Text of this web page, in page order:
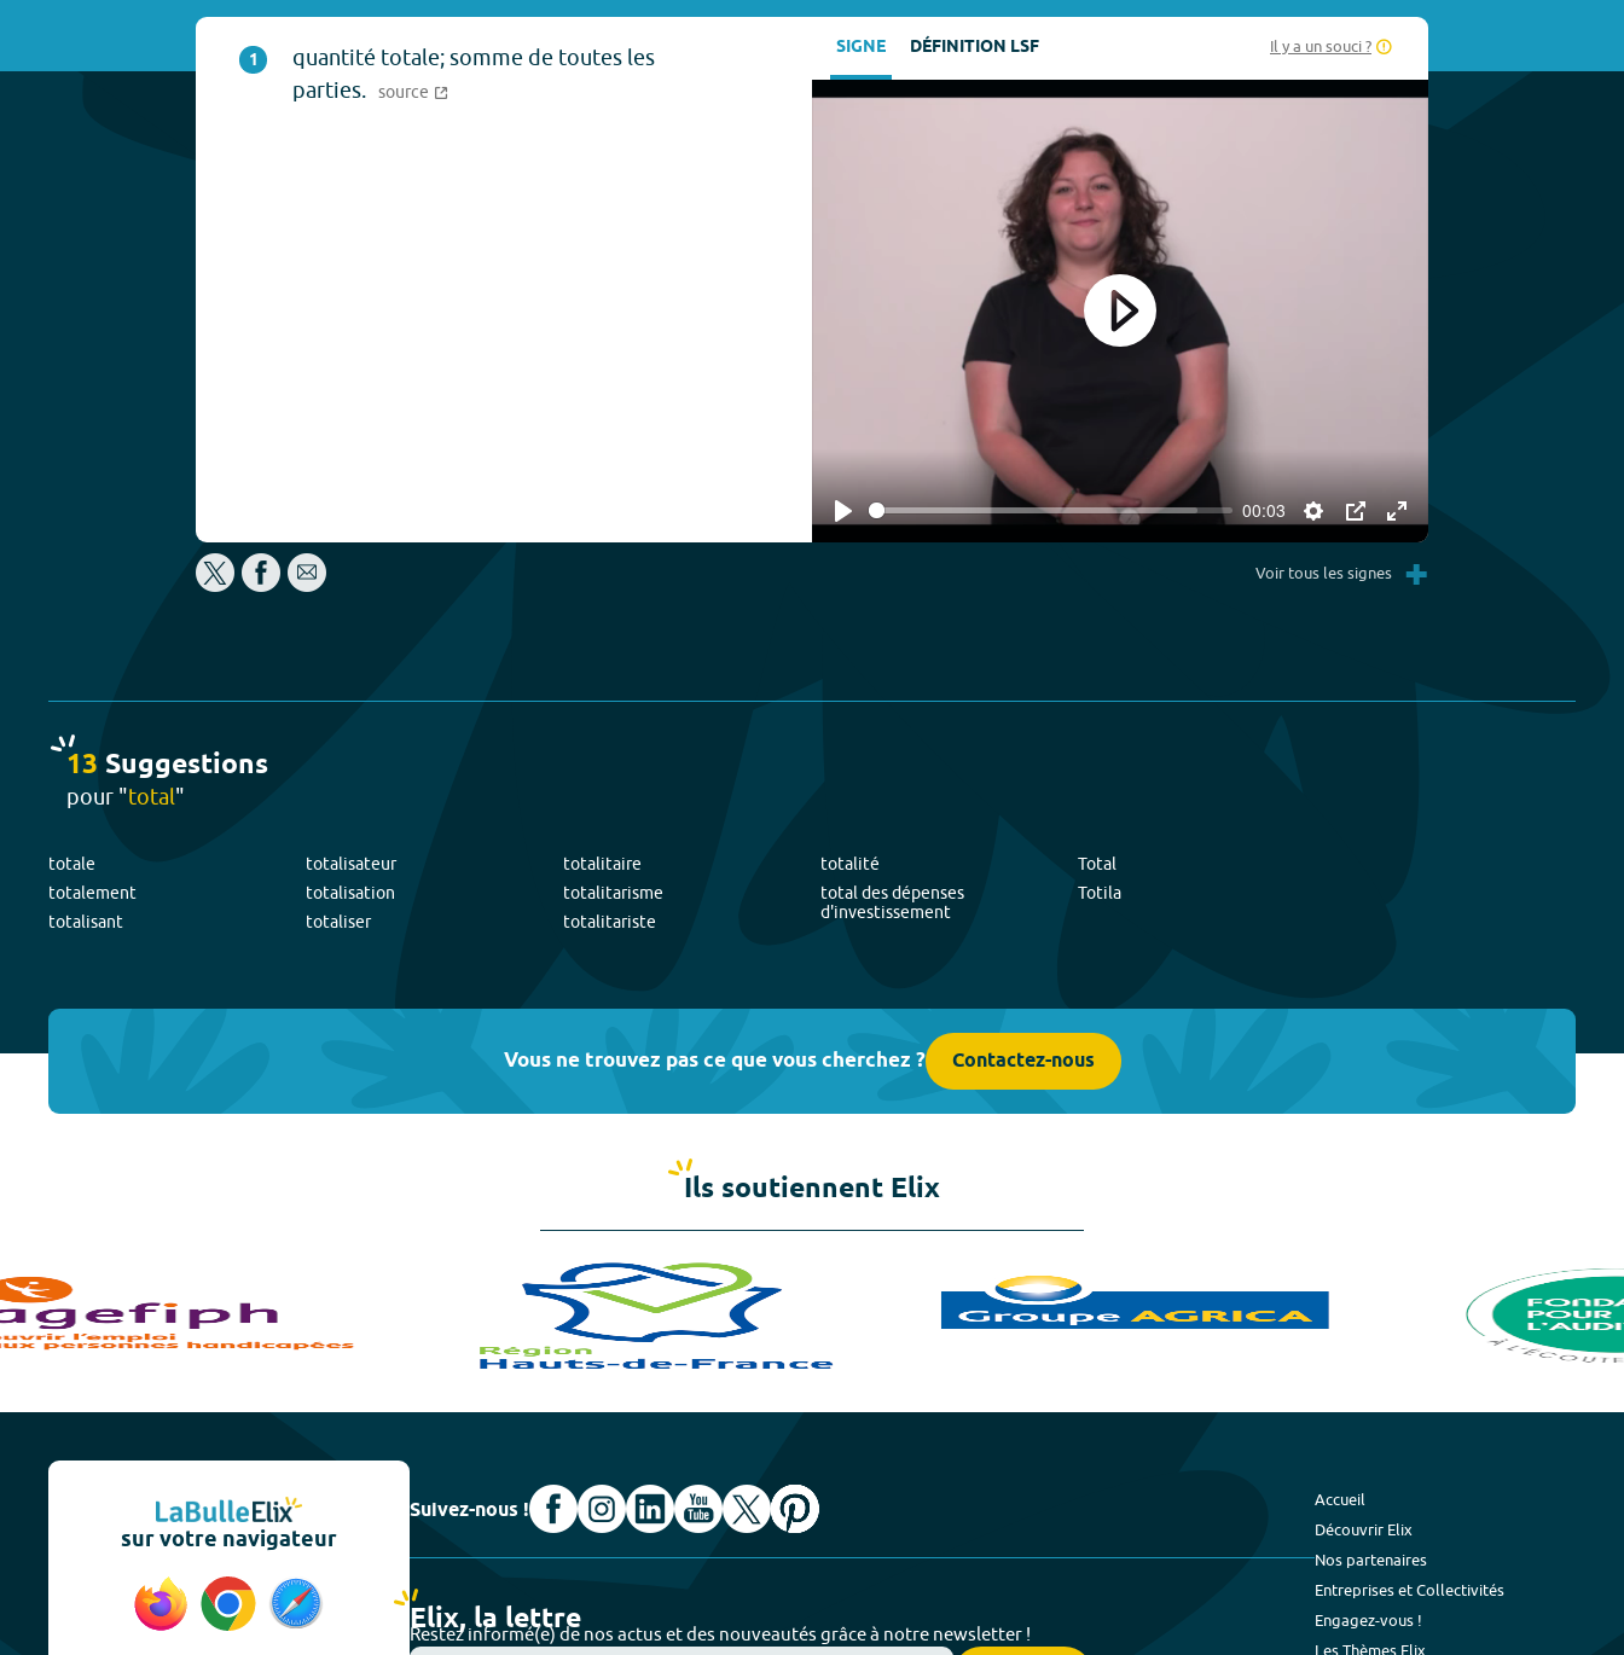
1
quantité totale; somme de toutes les
parties. source
SIGNE DÉFINITION LSF Il y a un souci ?
Play
00:03
Settings
PIP Enter
fullscreen
Play
Voir tous les signes +
13 Suggestions
pour "total"
totale
totalement
totalisant
totalisateur
totalisation
totaliser
totalitaire
totalitarisme
totalitariste
totalité
total des dépenses
d'investissement
Total
Totila
Vous ne trouvez pas ce que vous cherchez ? Contactez-nous
Ils soutiennent Elix
sur votre navigateur
Suivez-nous !
Elix, la lettre
Restez informé(e) de nos actus et des nouveautés grâce à notre newsletter !
Accueil
Découvrir Elix
Nos partenaires
Entreprises et Collectivités
Engagez-vous !
Les Thèmes Elix